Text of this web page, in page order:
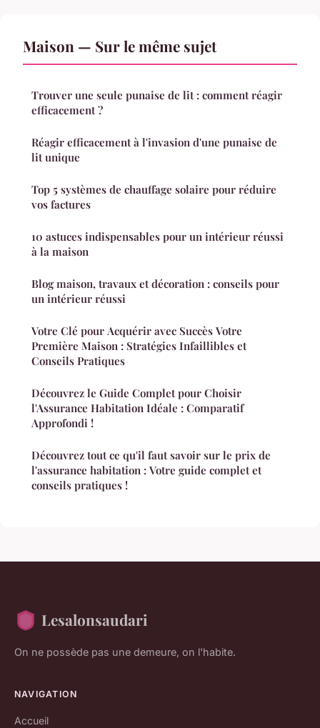
Maison — Sur le même sujet
Trouver une seule punaise de lit : comment réagir
efficacement ?
Réagir efficacement à l'invasion d'une punaise de
lit unique
Top 5 systèmes de chauffage solaire pour réduire
vos factures
10 astuces indispensables pour un intérieur réussi
à la maison
Blog maison, travaux et décoration : conseils pour
un intérieur réussi
Votre Clé pour Acquérir avec Succès Votre
Première Maison : Stratégies Infaillibles et
Conseils Pratiques
Découvrez le Guide Complet pour Choisir
l'Assurance Habitation Idéale : Comparatif
Approfondi !
Découvrez tout ce qu'il faut savoir sur le prix de
l'assurance habitation : Votre guide complet et
conseils pratiques !
Lesalonsaudari
On ne possède pas une demeure, on l'habite.
NAVIGATION
Accueil